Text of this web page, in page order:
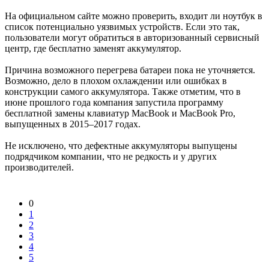
На официальном сайте можно проверить, входит ли ноутбук в
список потенциально уязвимых устройств. Если это так,
пользователи могут обратиться в авторизованный сервисный
центр, где бесплатно заменят аккумулятор.
Причина возможного перегрева батареи пока не уточняется.
Возможно, дело в плохом охлаждении или ошибках в
конструкции самого аккумулятора. Также отметим, что в
июне прошлого года компания запустила программу
бесплатной замены клавиатур MacBook и MacBook Pro,
выпущенных в 2015–2017 годах.
Не исключено, что дефектные аккумуляторы выпущены
подрядчиком компании, что не редкость и у других
производителей.
0
1
2
3
4
5